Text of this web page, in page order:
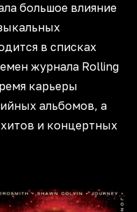
большое влияние
в списках
журнала Rolling
карьеры
альбомов, а
и концертных